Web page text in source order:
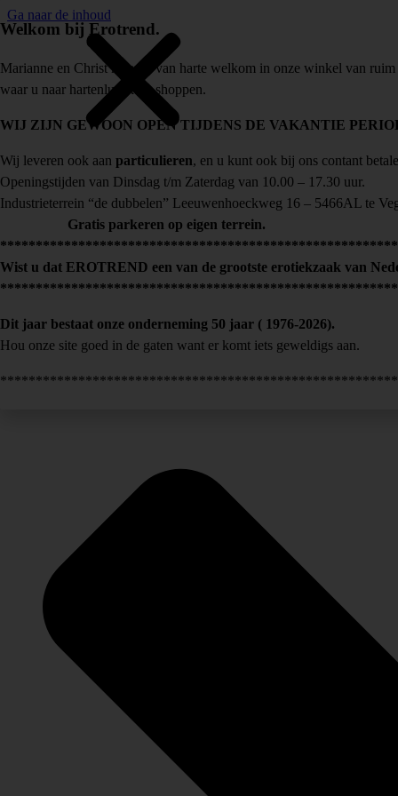
Ga naar de inhoud
Welkom bij Erotrend.
Marianne en Christ heten u van harte welkom in onze winkel van
waar u naar hartenlust kunt shoppen.
WIJ ZIJN GEWOON OPEN TIJDENS DE VAKANTIE
Wij leveren ook aan particulieren, en u kunt ook bij ons contant
Openingstijden van Dinsdag t/m Zaterdag van 10.00 – 17.30 uur.
Industrieterrein “de dubbelen” Leeuwenhoeckweg 16 – 5466AL te
Gratis parkeren op eigen terrein.
Wist u dat EROTREND een van de grootste erotiekzaak van
Dit jaar bestaat onze onderneming 50 jaar ( 1976-2026).
Hou onze site goed in de gaten want er komt iets geweldigs aan.